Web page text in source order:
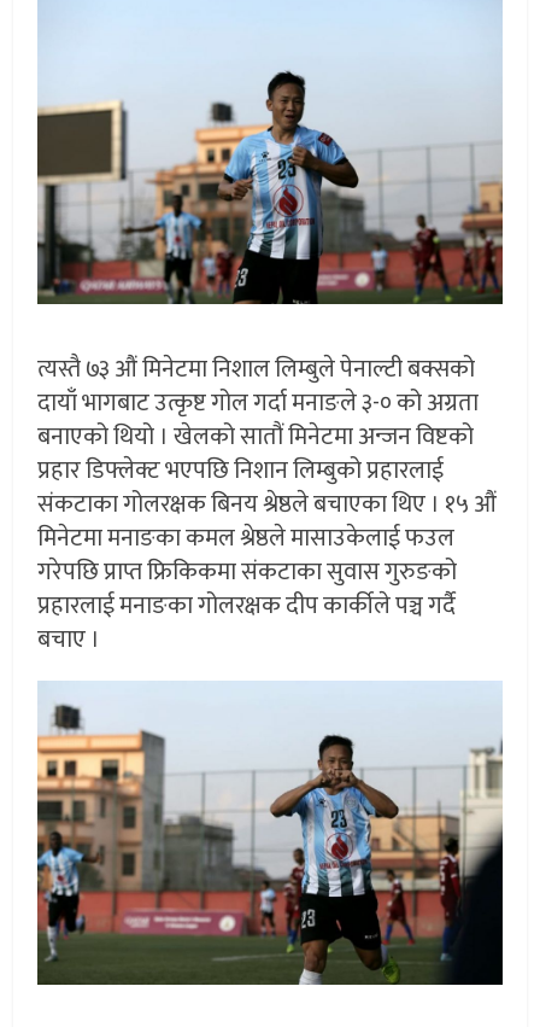
त्यस्तै ७३ औं मिनेटमा निशाल लिम्बुले पेनाल्टी बक्सको
दायाँ भागबाट उत्कृष्ट गोल गर्दा मनाङले ३-० को अग्रता
बनाएको थियो । खेलको सातौं मिनेटमा अन्जन विष्टको
प्रहार डिफ्लेक्ट भएपछि निशान लिम्बुको प्रहारलाई
संकटाका गोलरक्षक बिनय श्रेष्ठले बचाएका थिए । १५ औं
मिनेटमा मनाङका कमल श्रेष्ठले मासाउकेलाई फउल
गरेपछि प्राप्त फ्रिकिकमा संकटाका सुवास गुरुङको
प्रहारलाई मनाङका गोलरक्षक दीप कार्कीले पञ्च गर्दै
बचाए ।